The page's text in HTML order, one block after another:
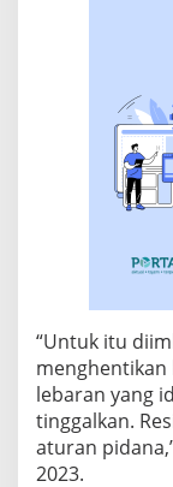
“Untuk itu
menghentikan
lebaran yang
tinggalkan.
aturan
2023.